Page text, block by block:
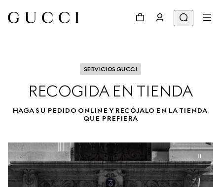
SERVICIOS GUCCI
RECOGIDA EN TIENDA
HAGA SU PEDIDO ONLINE Y RECÓJALO EN LA TIENDA
QUE PREFIERA